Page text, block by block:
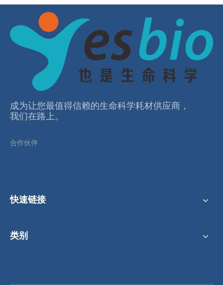
成为让您最值得信赖的⽣命科学耗材供应商，
我们在路上。
合作伙伴
快速链接
类别